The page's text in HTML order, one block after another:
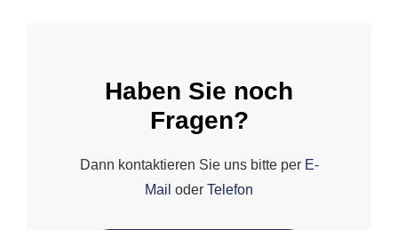
Haben Sie noch
Fragen?
Dann kontaktieren Sie uns bitte per E-
Mail oder Telefon